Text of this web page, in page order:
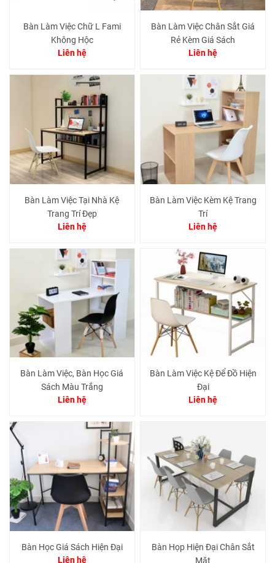
Bàn Làm Việc Chữ L Fami
Không Hộc
Liên hệ
Bàn Làm Việc Chân Sắt Giá
Rẻ Kèm Giá Sách
Liên hệ
Bàn Làm Việc Tại Nhà Kệ
Trang Trí Đẹp
Liên hệ
Bàn Làm Việc Kèm Kệ Trang
Trí
Liên hệ
Bàn Làm Việc, Bàn Học Giá
Sách Màu Trắng
Liên hệ
Bàn Làm Việc Kệ Để Đồ Hiện
Đại
Liên hệ
Bàn Học Giá Sách Hiện Đại
Liên hệ
Bàn Họp Hiện Đại Chân Sắt
Mặt